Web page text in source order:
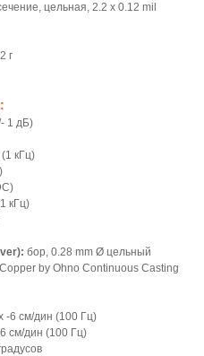
цельная, 2.2 x 0.12 mil
г
1 дБ)
кГц)
кГц)
бор, 0.28 mm Ø цельный
by Ohno Continuous Casting
-6 см/дин (100 Гц)
см/дин (100 Гц)